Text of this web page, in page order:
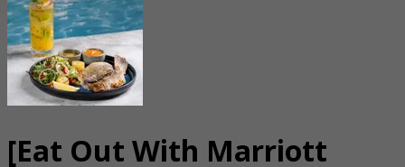
[Eat Out With Marriott